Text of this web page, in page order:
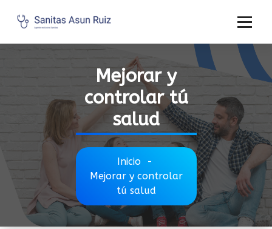
Mejorar y
controlar tú
salud
Inicio-
Mejorar y controlar
tú salud